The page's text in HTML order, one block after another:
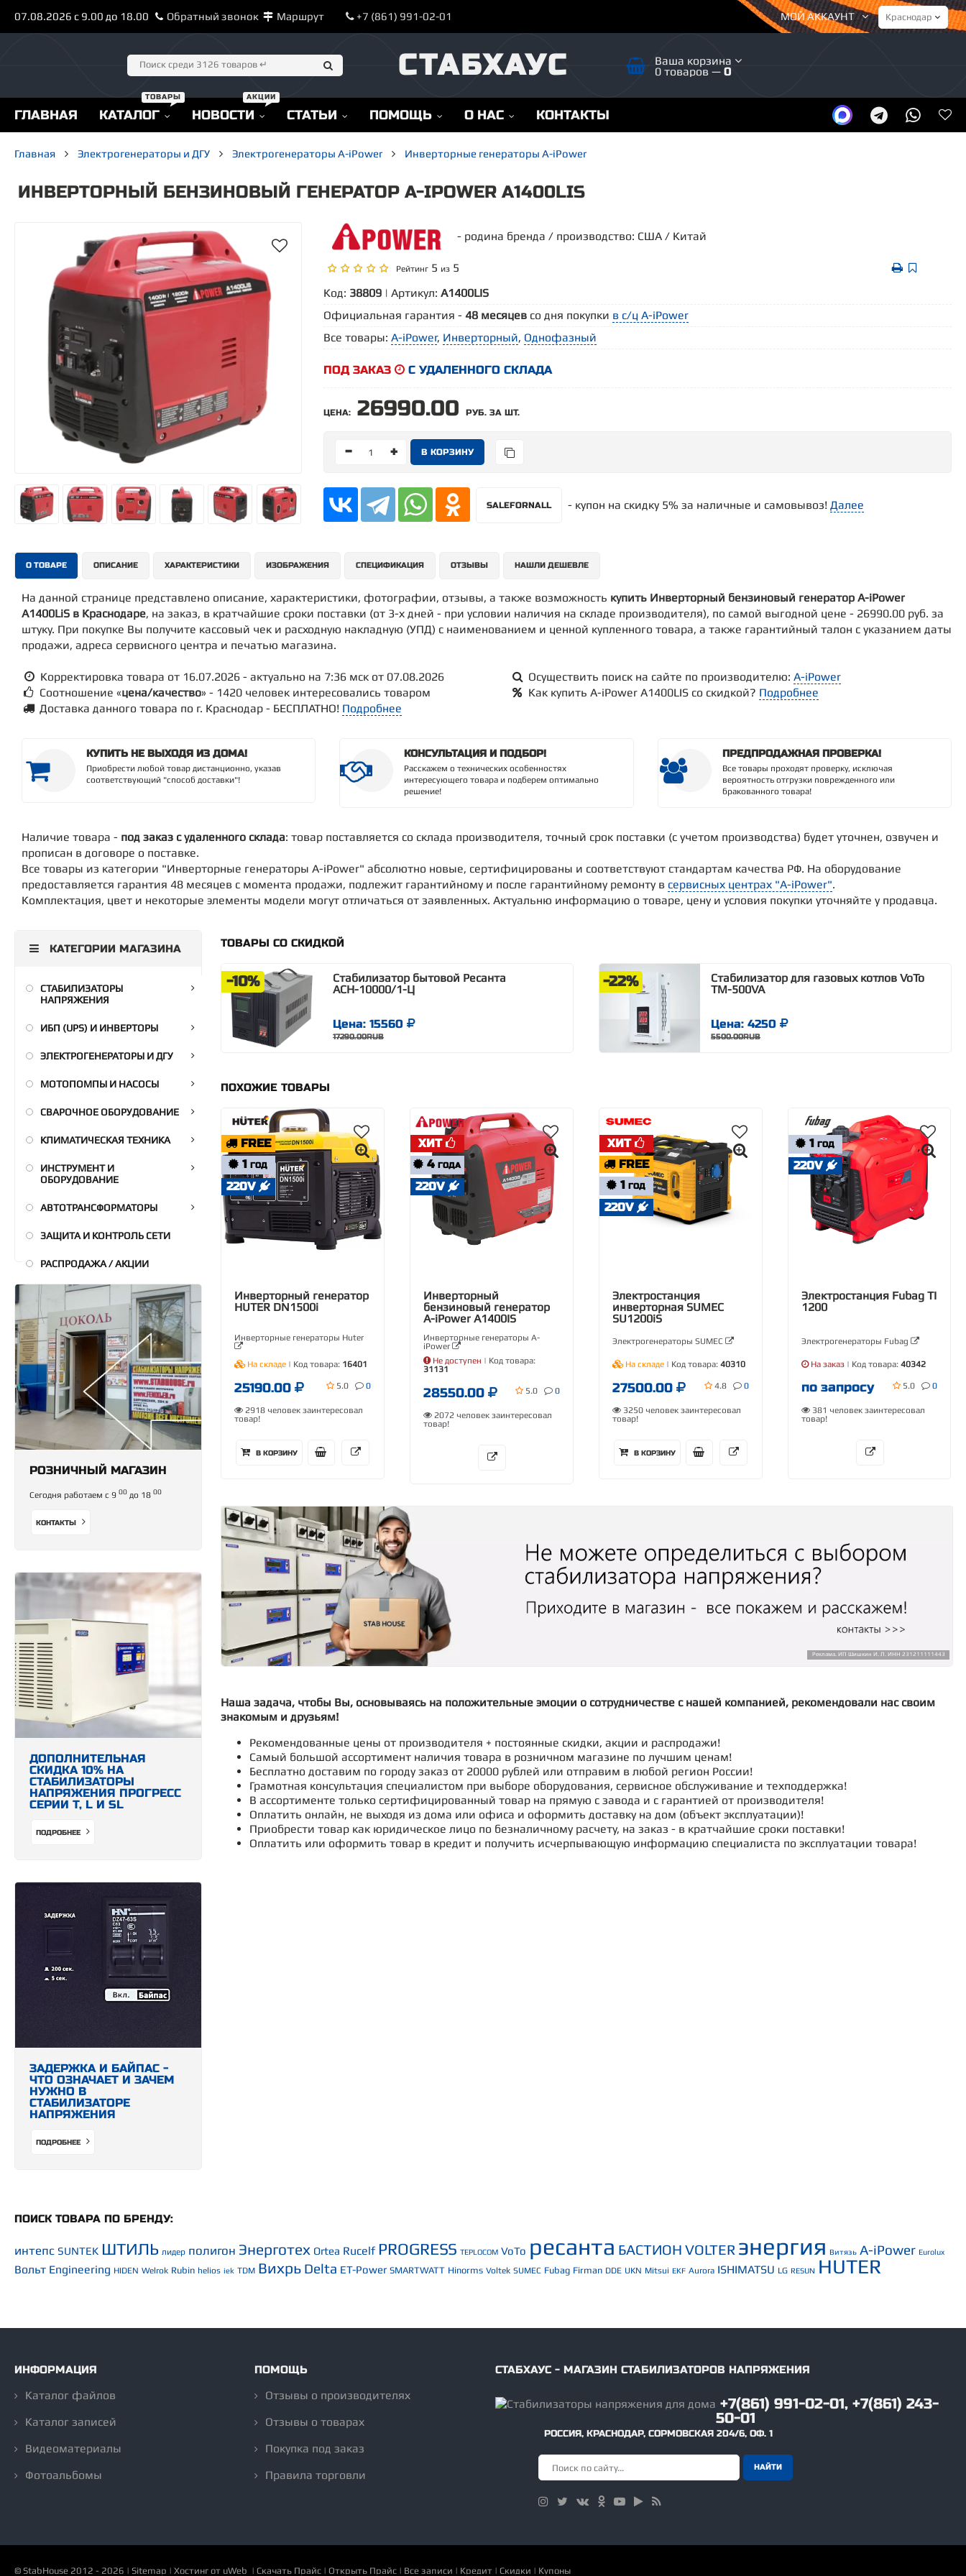
МОЙ АККАУНТ
07.08.2026 с 9.00 до 18.00 Обратный звонок Маршрут +7 (861) 991-02-01
СТАБХАУС Ваша корзина
0 товаров — 0
ГЛАВНАЯ КАТАЛОГ НОВОСТИ СТАТЬИ ПОМОЩЬ О НАС КОНТАКТЫ
Главная Электрогенераторы и ДГУ Электрогенераторы A-iPower Инверторные генераторы A-iPower
ИНВЕРТОРНЫЙ БЕНЗИНОВЫЙ ГЕНЕРАТОР A-IPOWER A1400LIS
- родина бренда / производство: США / Китай
Рейтинг 5 из 5
Код: 38809 | Артикул: A1400LIS
Официальная гарантия - 48 месяцев со дня покупки в с/ц A-iPower
Все товары: A-iPower, Инверторный, Однофазный
ПОД ЗАКАЗ С УДАЛЕННОГО СКЛАДА
ЦЕНА: 26990.00 РУБ. ЗА ШТ.
- +
SALEFORNALL - купон на скидку 5% за наличные и самовывоз! Далее
О ТОВАРЕ ОПИСАНИЕ ХАРАКТЕРИСТИКИ ИЗОБРАЖЕНИЯ СПЕЦИФИКАЦИЯ ОТЗЫВЫ НАШЛИ ДЕШЕВЛЕ
На данной странице представлено описание, характеристики, фотографии, отзывы, а также возможность купить Инверторный бензиновый генератор A-iPower
A1400LiS в Краснодаре, на заказ, в кратчайшие сроки поставки (от 3-х дней - при условии наличия на складе производителя), по самой выгодной цене - 26990.00 руб. за
штуку. При покупке Вы получите кассовый чек и расходную накладную (УПД) с наименованием и ценной купленного товара, а также гарантийный талон с указанием даты
продажи, адреса сервисного центра и печатью магазина.
Корректировка товара от 16.07.2026 - актуально на 7:36 мск от 07.08.2026
Соотношение «цена/качество» - 1420 человек интересовались товаром
Доставка данного товара по г. Краснодар - БЕСПЛАТНО! Подробнее
Осуществить поиск на сайте по производителю: A-iPower
Как купить A-iPower A1400LIS со скидкой? Подробнее
КУПИТЬ НЕ ВЫХОДЯ ИЗ ДОМА!
Приобрести любой товар дистанционно, указав
соответствующий "способ доставки"!
КОНСУЛЬТАЦИЯ И ПОДБОР!
Расскажем о технических особенностях
интересующего товара и подберем оптимально
решение!
ПРЕДПРОДАЖНАЯ ПРОВЕРКА!
Все товары проходят проверку, исключая
вероятность отгрузки поврежденного или
бракованного товара!
Наличие товара - под заказ с удаленного склада: товар поставляется со склада производителя, точный срок поставки (с учетом производства) будет уточнен, озвучен и
прописан в договоре о поставке.
Все товары из категории "Инверторные генераторы A-iPower" абсолютно новые, сертифицированы и соответствуют стандартам качества РФ. На оборудование
предоставляется гарантия 48 месяцев с момента продажи, подлежит гарантийному и после гарантийному ремонту в сервисных центрах "A-iPower".
Комплектация, цвет и некоторые элементы модели могут отличаться от заявленных. Актуальню информацию о товаре, цену и условия покупки уточняйте у продавца.
ТОВАРЫ СО СКИДКОЙ
-10%
Стабилизатор бытовой Ресанта
АСН-10000/1-Ц
Цена: 15560
17290.00RUB
-22%
Стабилизатор для газовых котлов VoTo
TM-500VA
Цена: 4250
5500.00RUB
ПОХОЖИЕ ТОВАРЫ
FREE
1 ГОД
220V
Инверторный генератор
HUTER DN1500i
Инверторные генераторы Huter
На складе| Код товара: 16401
25190.00 5.0 0
2918 человек заинтересовал
товар!
В КОРЗИНУ
ХИТ
4 ГОДА
220V
Инверторный
бензиновый генератор
A-iPower A1400IS
Инверторные генераторы A-
iPower
Не доступен | Код товара:
31131
28550.00 5.0 0
2072 человек заинтересовал
товар!
ХИТ
FREE
1 ГОД
220V
Электростанция
инверторная SUMEC
SU1200iS
Электрогенераторы SUMEC
На складе| Код товара: 40310
27500.00 4.8 0
3250 человек заинтересовал
товар!
В КОРЗИНУ
1 ГОД
220V
Электростанция Fubag TI
1200
Электрогенераторы Fubag
На заказ| Код товара: 40342
по запросу 5.0 0
381 человек заинтересовал
товар!
Реклама. ИП Шишкин И. Л. ИНН 231211111443
Наша задача, чтобы Вы, основываясь на положительные эмоции о сотрудничестве с нашей компанией, рекомендовали нас своим
знакомым и друзьям!
Рекомендованные цены от производителя + постоянные скидки, акции и распродажи!
Самый большой ассортимент наличия товара в розничном магазине по лучшим ценам!
Бесплатно доставим по городу заказ от 20000 рублей или отправим в любой регион России!
Грамотная консультация специалистом при выборе оборудования, сервисное обслуживание и техподдержка!
В ассортименте только сертифицированный товар на прямую с завода и с гарантией от производителя!
Оплатить онлайн, не выходя из дома или офиса и оформить доставку на дом (объект эксплуатации)!
Приобрести товар как юридическое лицо по безналичному расчету, на заказ - в кратчайшие сроки поставки!
Оплатить или оформить товар в кредит и получить исчерпывающую информацию специалиста по эксплуатации товара!
КАТЕГОРИИ МАГАЗИНА
СТАБИЛИЗАТОРЫ
НАПРЯЖЕНИЯ
ИБП (UPS) И ИНВЕРТОРЫ
ЭЛЕКТРОГЕНЕРАТОРЫ И ДГУ
МОТОПОМПЫ И НАСОСЫ
СВАРОЧНОЕ ОБОРУДОВАНИЕ
КЛИМАТИЧЕСКАЯ ТЕХНИКА
ИНСТРУМЕНТ И
ОБОРУДОВАНИЕ
АВТОТРАНСФОРМАТОРЫ
ЗАЩИТА И КОНТРОЛЬ СЕТИ
РАСПРОДАЖА / АКЦИИ
РОЗНИЧНЫЙ МАГАЗИН
Сегодня работаем с 9 00 до 18 00
КОНТАКТЫ
ДОПОЛНИТЕЛЬНАЯ
СКИДКА 10% НА
СТАБИЛИЗАТОРЫ
НАПРЯЖЕНИЯ ПРОГРЕСС
СЕРИИ Т, L И SL
ПОДРОБНЕЕ
ЗАДЕРЖКА И БАЙПАС -
ЧТО ОЗНАЧАЕТ И ЗАЧЕМ
НУЖНО В
СТАБИЛИЗАТОРЕ
НАПРЯЖЕНИЯ
ПОДРОБНЕЕ
ПОИСК ТОВАРА ПО БРЕНДУ:
интепс SUNTEK ШТИЛЬ лидер полигон Энерготех Ortea Rucelf PROGRESS TEPLOCOM VoTo ресанта БАСТИОН VOLTER энергия Витязь A-iPower Eurolux
Вольт Engineering HIDEN Welrok Rubin helios iek TDM Вихрь Delta ET-Power SMARTWATT Hinorms Voltek SUMEC Fubag Firman DDE UKN Mitsui EKF Aurora ISHIMATSU LG RESUN HUTER
ИНФОРМАЦИЯ
Каталог файлов
Каталог записей
Видеоматериалы
Фотоальбомы
ПОМОЩЬ
Отзывы о производителях
Отзывы о товарах
Покупка под заказ
Правила торговли
СТАБХАУС - МАГАЗИН СТАБИЛИЗАТОРОВ НАПРЯЖЕНИЯ
+7(861) 991-02-01, +7(861) 243-
50-01
РОССИЯ, КРАСНОДАР, СОРМОВСКАЯ 204/6, ОФ. 1
© StabHouse 2012 - 2026 | Sitemap | Хостинг от uWeb | Скачать Прайс | Открыть Прайс | Все записи | Кредит | Скидки | Купоны